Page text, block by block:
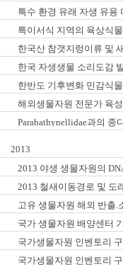
특수 환경 유래 자생 유용
특이서식 지역의 육상식
한국산 참갯지렁이류 및
연구
한국 자생생물 소리도감
한반도 기후변화 민감식
해외생물자원 전문가 육
협력
Parabathynellidae과의 종
2013
2013 야생 생물자원의
2013 철새이동경로 및 도
고유 생물자원 해외 반출.
국가 생물자원 배양센터
국가생물자원 인벤토리
국가생물자원 인벤토리